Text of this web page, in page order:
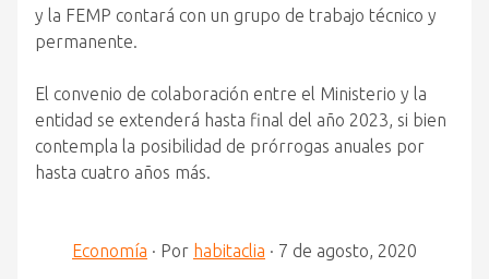
y la FEMP contará con un grupo de trabajo técnico y
permanente.
El convenio de colaboración entre el Ministerio y la
entidad se extenderá hasta final del año 2023, si bien
contempla la posibilidad de prórrogas anuales por
hasta cuatro años más.
Economía · Por habitaclia · 7 de agosto, 2020